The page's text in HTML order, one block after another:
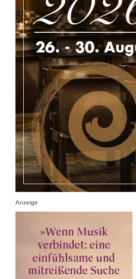
Anzeige